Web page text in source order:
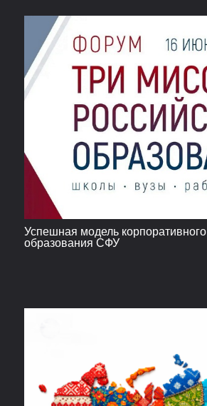
Успешная модель корпоративного
образования СФУ